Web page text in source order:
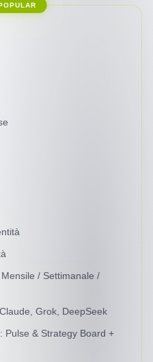
/ Settimanale /
Grok, DeepSeek
Pulse & Strategy Board +